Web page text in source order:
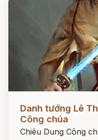
Danh tướng Lê
Công chúa
Chiêu Dung Công